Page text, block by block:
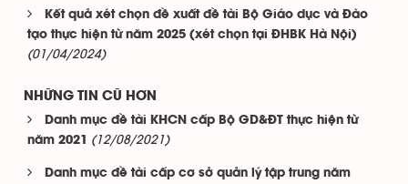
Kết quả xét chọn đề xuất đề tài Bộ Giáo dục và Đào
tạo thực hiện từ năm 2025 (xét chọn tại ĐHBK Hà Nội)
(01/04/2024)
NHỮNG TIN CŨ HƠN
Danh mục đề tài KHCN cấp Bộ GD&ĐT thực hiện từ
năm 2021
(12/08/2021)
Danh mục đề tài cấp cơ sở quản lý tập trung năm